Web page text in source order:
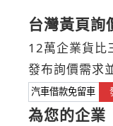
台灣黃頁詢
12萬企業貨比
發布詢價需求
為您的企業